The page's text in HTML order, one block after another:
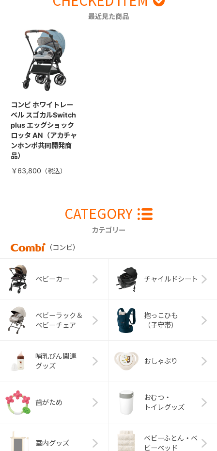
最近見た商品
コンビ ホワイトレー
ベル スゴカルSwitch
plus エッグショック
ロッタ AN（アカチャ
ンホンポ共同開発商
品）
￥63,800
CATEGORY
カテゴリー
（コンビ）
ベビーカー チャイルドシート
ベビーラック＆
ベビーチェア
抱っこひも
（子守帯）
哺乳びん関連
グッズ
おしゃぶり
歯がため
おむつ・
トイレグッズ
室内グッズ
ベビーふとん・ベ
ビーベッド